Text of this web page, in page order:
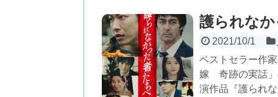
護られな
2021/10/1
ベストセラー作
嫁 奇跡の実話」
演作品『護られ